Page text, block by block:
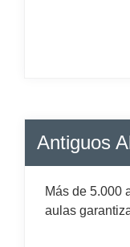
Antiguos
Más de 5.000
aulas